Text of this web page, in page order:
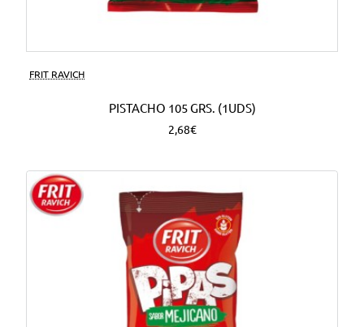
FRIT RAVICH
PISTACHO 105 GRS. (1UDS)
2,68€